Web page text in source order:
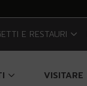
E RESTAURI
VISITARE